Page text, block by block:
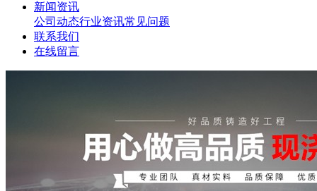
新闻资讯
公司动态行业资讯常见问题
联系我们
在线留言